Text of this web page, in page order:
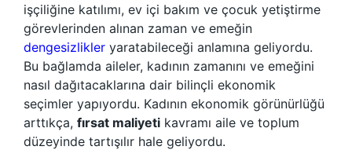
işçiliğine katılımı, ev içi bakım ve çocuk yetiştirme
görevlerinden alınan zaman ve emeğin
dengesizlikler yaratabileceği anlamına geliyordu.
Bu bağlamda aileler, kadının zamanını ve emeğini
nasıl dağıtacaklarına dair bilinçli ekonomik
seçimler yapıyordu. Kadının ekonomik görünürlüğü
arttıkça, fırsat maliyeti kavramı aile ve toplum
düzeyinde tartışılır hale geliyordu.